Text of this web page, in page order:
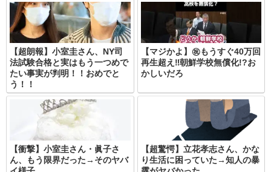
【超朗報】小室圭さん、NY司
法試験合格と実はもう一つめで
たい事実が判明！！おめでと
う！！
【マジかよ】㊗️もうすぐ40万回
再生超え‼朝鮮学校無償化!?お
かしいだろ
【衝撃】小室圭さん・眞子さ
ん、もう限界だった→そのヤバ
【超驚愕】立花孝志さん、かな
り生活に困っていた→知人の暴